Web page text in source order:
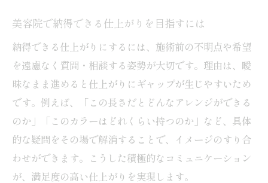
美容院で納得できる仕上がりを目指すには
納得できる仕上がりにするには、施術前の不明点や希望
を遠慮なく質問・相談する姿勢が大切です。理由は、曖
昧なまま進めると仕上がりにギャップが生じやすいため
です。例えば、「この長さだとどんなアレンジができる
のか」「このカラーはどれくらい持つのか」など、具体
的な疑問をその場で解消することで、イメージのすり合
わせができます。こうした積極的なコミュニケーション
が、満足度の高い仕上がりを実現します。